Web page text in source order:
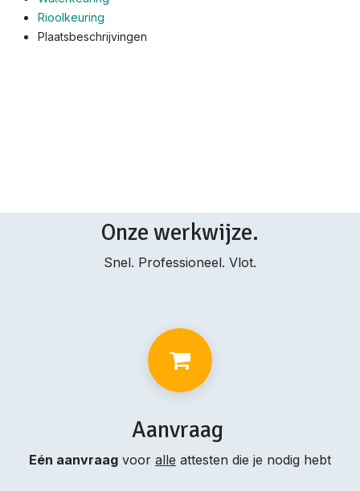
Rioolkeuring
Plaatsbeschrijvingen
Onze werkwijze.
Snel. Professioneel. Vlot.
Aanvraag
Eén aanvraag voor alle attesten die je nodig hebt